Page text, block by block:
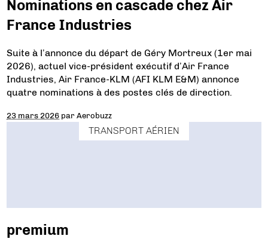
Nominations en cascade chez Air
France Industries
Suite à l’annonce du départ de Géry Mortreux (1er mai
2026), actuel vice-président exécutif d’Air France
Industries, Air France-KLM (AFI KLM E&M) annonce
quatre nominations à des postes clés de direction.
23 mars 2026 parAerobuzz
TRANSPORT AÉRIEN
premium